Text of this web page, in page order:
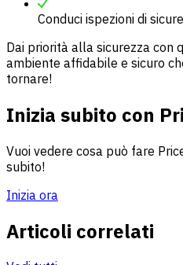
Conduci ispezioni di
Dai priorità alla sicurezza con
ambiente affidabile e sicuro
tornare!
Inizia subito con
Vuoi vedere cosa può fare
subito!
Inizia ora
Articoli correlati